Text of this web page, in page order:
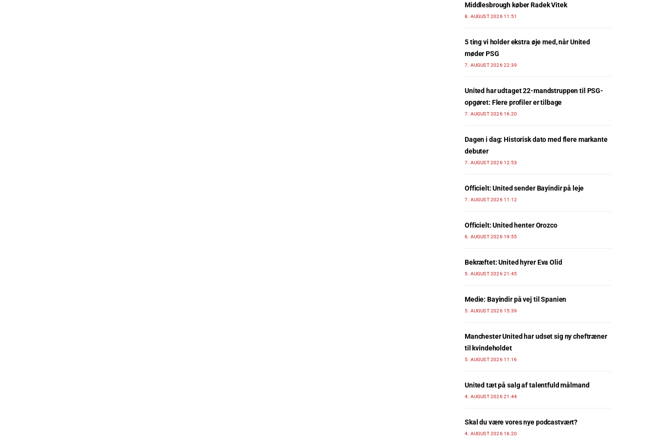
Middlesbrough køber Radek Vitek
8. AUGUST 2026 11:51
5 ting vi holder ekstra øje med, når United
møder PSG
7. AUGUST 2026 22:39
United har udtaget 22-mandstruppen til PSG-
opgøret: Flere profiler er tilbage
7. AUGUST 2026 16:20
Dagen i dag: Historisk dato med flere markante
debuter
7. AUGUST 2026 12:53
Officielt: United sender Bayindir på leje
7. AUGUST 2026 11:12
Officielt: United henter Orozco
6. AUGUST 2026 19:55
Bekræftet: United hyrer Eva Olid
5. AUGUST 2026 21:45
Medie: Bayindir på vej til Spanien
5. AUGUST 2026 15:39
Manchester United har udset sig ny cheftræner
til kvindeholdet
5. AUGUST 2026 11:16
United tæt på salg af talentfuld målmand
4. AUGUST 2026 21:44
Skal du være vores nye podcastvært?
4. AUGUST 2026 16:20